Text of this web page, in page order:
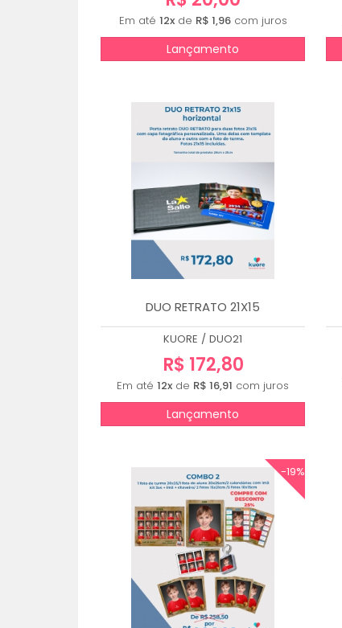
Em até 12xde R$ 1,96com juros
Lançamento
DUO RETRATO 21X15
KUORE / DUO21
R$ 172,80
Em até 12x de R$ 16,91 com juros
Lançamento
-19%